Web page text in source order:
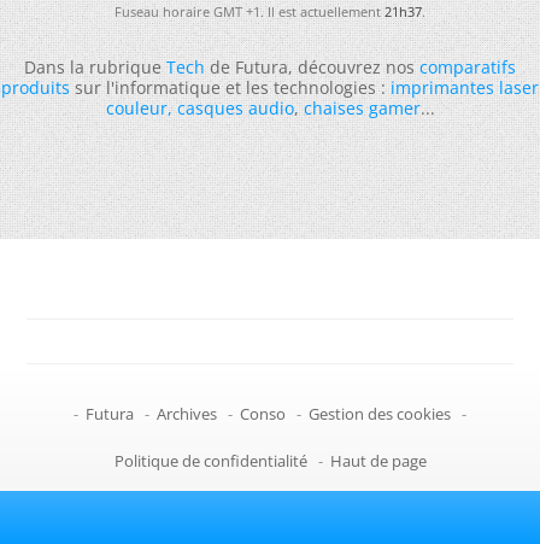
Fuseau horaire GMT +1. Il est actuellement21h37.
Dans la rubriqueTechde Futura, découvrez noscomparatifs
produitssur l'informatique et les technologies :imprimantes laser
couleur,casques audio,chaises gamer...
- Futura - Archives - Conso - Gestion des cookies -
Politique de confidentialité - Haut de page